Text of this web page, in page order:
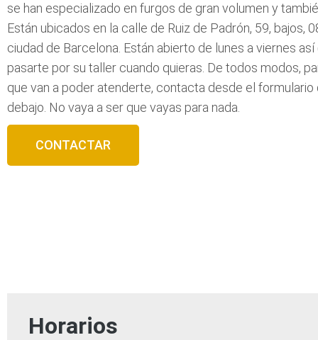
se han especializado en furgos de gran volumen y
Están ubicados en la calle de Ruiz de Padrón, 59, bajos,
ciudad de Barcelona. Están abierto de lunes a viernes
pasarte por su taller cuando quieras. De todos modos,
que van a poder atenderte, contacta desde el formulario
debajo. No vaya a ser que vayas para nada.
CONTACTAR
Horarios